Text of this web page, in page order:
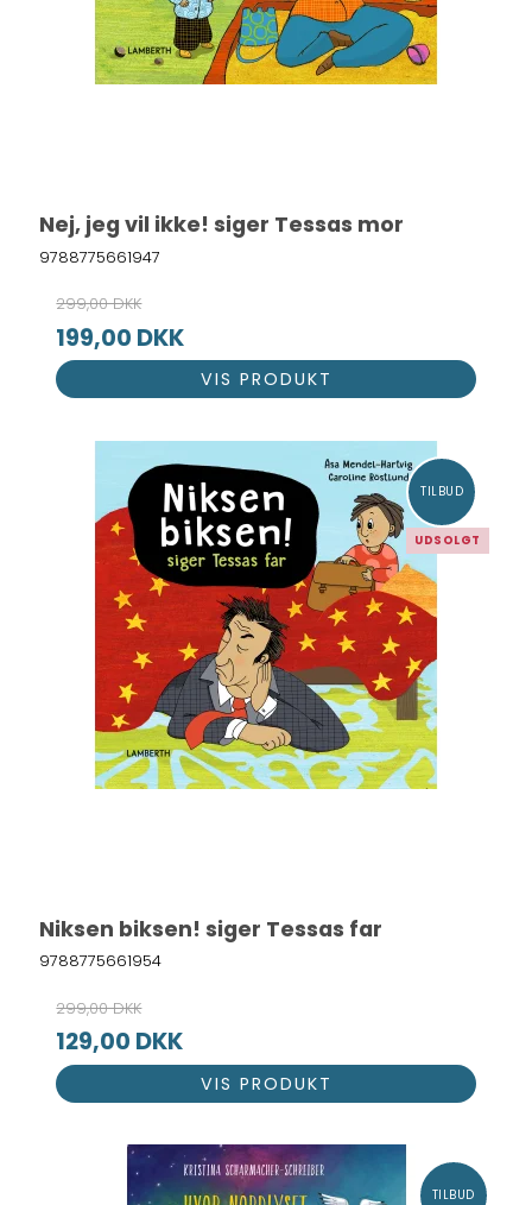
Nej, jeg vil ikke! siger Tessas mor
9788775661947
299,00 DKK
199,00 DKK
VIS PRODUKT
TILBUD
UDSOLGT
Niksen biksen! siger Tessas far
9788775661954
299,00 DKK
129,00 DKK
VIS PRODUKT
TILBUD